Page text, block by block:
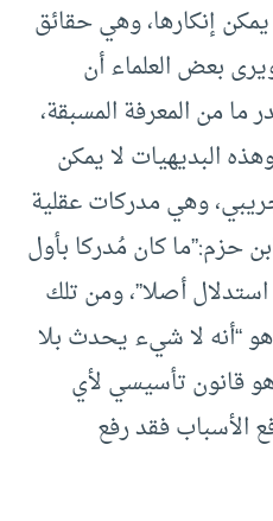
إنكارها، وهي حقائق
بعض العلماء أن
ما من المعرفة المسبقة،
البديهيات لا يمكن
وهي مدركات عقلية
حزم:”ما كان مُدركا بأول
أصلا”، ومن تلك
“أنه لا شيء يحدث بلا
قانون تأسيسي لأي
الأسباب فقد رفع